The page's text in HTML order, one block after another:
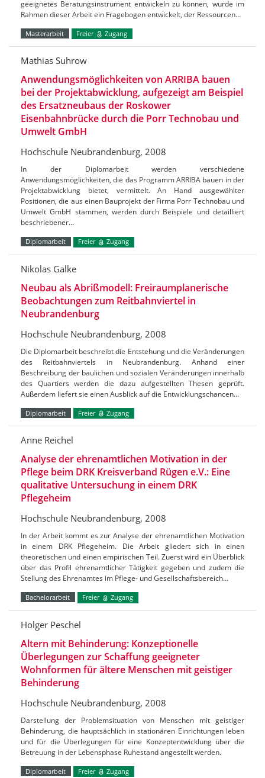
geeignetes Beratungsinstrument entwickeln zu können, wurde im
Rahmen dieser Arbeit ein Fragebogen entwickelt, der Ressourcen…
Masterarbeit Freier Zugang
Mathias Suhrow
Anwendungsmöglichkeiten von ARRIBA bauen
bei der Projektabwicklung, aufgezeigt am Beispiel
des Ersatzneubaus der Roskower
Eisenbahnbrücke durch die Porr Technobau und
Umwelt GmbH
Hochschule Neubrandenburg, 2008
In der Diplomarbeit werden verschiedene
Anwendungsmöglichkeiten, die das Programm ARRIBA bauen in der
Projektabwicklung bietet, vermittelt. An Hand ausgewählter
Positionen, die aus einen Bauprojekt der Firma Porr Technobau und
Umwelt GmbH stammen, werden durch Beispiele und detailliert
beschriebener…
Diplomarbeit Freier Zugang
Nikolas Galke
Neubau als Abrißmodell: Freiraumplanerische
Beobachtungen zum Reitbahnviertel in
Neubrandenburg
Hochschule Neubrandenburg, 2008
Die Diplomarbeit beschreibt die Entstehung und die Veränderungen
des Reitbahnviertels in Neubrandenburg. Anhand einer
Beschreibung der baulichen und sozialen Veränderungen innerhalb
des Quartiers werden die dazu aufgestellten Thesen geprüft.
Außerdem liefert sie einen Ausblick auf die Entwicklungschancen…
Diplomarbeit Freier Zugang
Anne Reichel
Analyse der ehrenamtlichen Motivation in der
Pflege beim DRK Kreisverband Rügen e.V.: Eine
qualitative Untersuchung in einem DRK
Pflegeheim
Hochschule Neubrandenburg, 2008
In der Arbeit kommt es zur Analyse der ehrenamtlichen Motivation
in einem DRK Pflegeheim. Die Arbeit gliedert sich in einen
theoretischen und einen empirischen Teil. Zuerst wird ein Überblick
über das Profil ehrenamtlicher Tätigkeit gegeben und zudem die
Stellung des Ehrenamtes im Pflege- und Gesellschaftsbereich…
Bachelorarbeit Freier Zugang
Holger Peschel
Altern mit Behinderung: Konzeptionelle
Überlegungen zur Schaffung geeigneter
Wohnformen für ältere Menschen mit geistiger
Behinderung
Hochschule Neubrandenburg, 2008
Darstellung der Problemsituation von Menschen mit geistiger
Behinderung, die hauptsächlich in stationären Einrichtungen leben
und für die Überlegungen für eine Konzeptentwicklung über die
Betreuung in der Lebensphase Ruhestand angestellt werden.
Diplomarbeit Freier Zugang